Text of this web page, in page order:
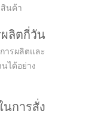
สินค้า
ผลิตกี่วัน
ารผลิตและ
ได้อย่าง
การสั่ง